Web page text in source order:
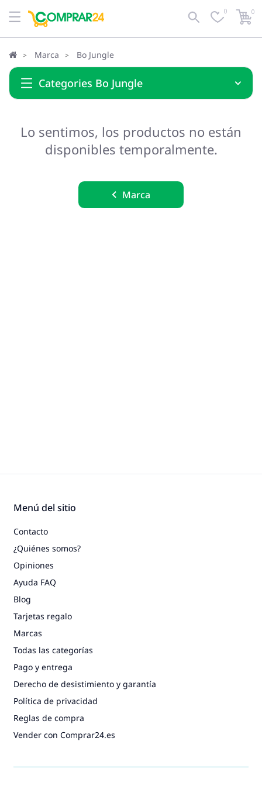
0 0
Marca Bo Jungle
Categories Bo Jungle
Lo sentimos, los productos no están
disponibles temporalmente.
Marca
Menú del sitio
Contacto
¿Quiénes somos?
Opiniones
Ayuda FAQ
Blog
Tarjetas regalo
Marcas
Todas las categorías
Pago y entrega
Derecho de desistimiento y garantía
Política de privacidad
Reglas de compra
Vender con Comprar24.es